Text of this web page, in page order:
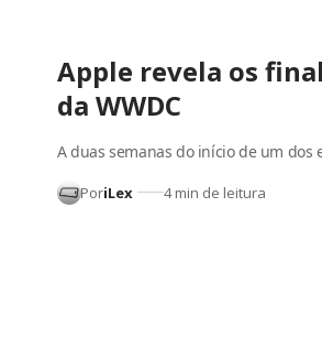
Apple revela os
da WWDC
A duas semanas do início de um
PoriLex 4 min de leitura